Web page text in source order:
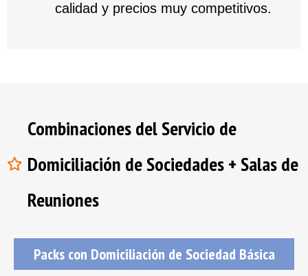
calidad y precios muy competitivos.
Combinaciones del Servicio de
Domiciliación de Sociedades + Salas de
Reuniones
Packs con Domiciliación de Sociedad Básica